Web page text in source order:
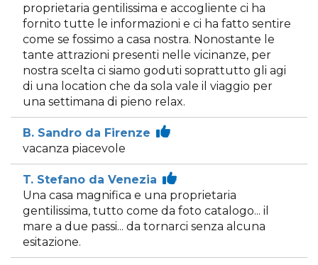
proprietaria gentilissima e accogliente ci ha
fornito tutte le informazioni e ci ha fatto sentire
come se fossimo a casa nostra. Nonostante le
tante attrazioni presenti nelle vicinanze, per
nostra scelta ci siamo goduti soprattutto gli agi
di una location che da sola vale il viaggio per
una settimana di pieno relax.
B. Sandro da Firenze
vacanza piacevole
T. Stefano da Venezia
Una casa magnifica e una proprietaria
gentilissima, tutto come da foto catalogo... il
mare a due passi... da tornarci senza alcuna
esitazione.